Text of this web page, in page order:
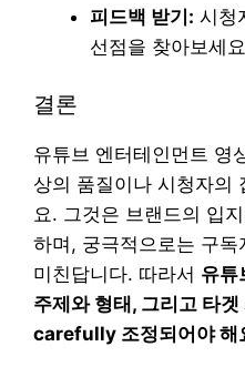
피드백 받기: 시청
선점을 찾아보세
결론
유튜브 엔터테인먼트 영
상의 품질이나 시청자의
요. 그것은 브랜드의 입
하며, 궁극적으로는 구
미친답니다. 따라서 유튜
주제와 형태, 그리고 타
carefully 조정되어야 해